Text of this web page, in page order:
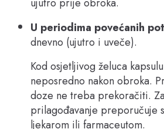
U periodima povećanih
dnevno (ujutro i uveče).
Kod osjetljivog želuca
neposredno nakon obroka.
doze ne treba prekoračiti.
prilagođavanje preporučuje
ljekarom ili farmaceutom.